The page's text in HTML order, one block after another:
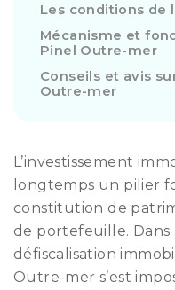
Les conditions de
Mécanisme et
Pinel Outre-mer
Conseils et avis
Outre-mer
L’investissement
longtemps un pilier
constitution de
de portefeuille. Dans
défiscalisation
Outre-mer s’est